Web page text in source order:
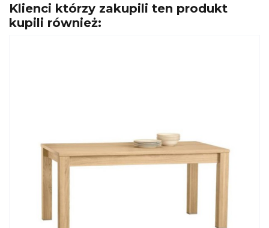
Klienci którzy zakupili ten produkt
kupili również: